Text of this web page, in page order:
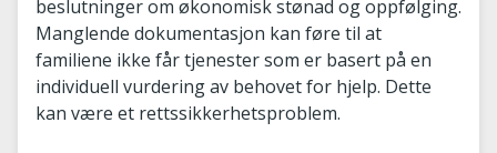
beslutninger om økonomisk stønad og oppfølging.
Manglende dokumentasjon kan føre til at
familiene ikke får tjenester som er basert på en
individuell vurdering av behovet for hjelp. Dette
kan være et rettssikkerhetsproblem.